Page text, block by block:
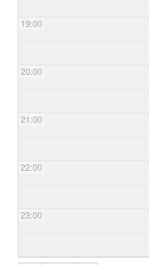
19:00
20:00
21:00
22:00
23:00